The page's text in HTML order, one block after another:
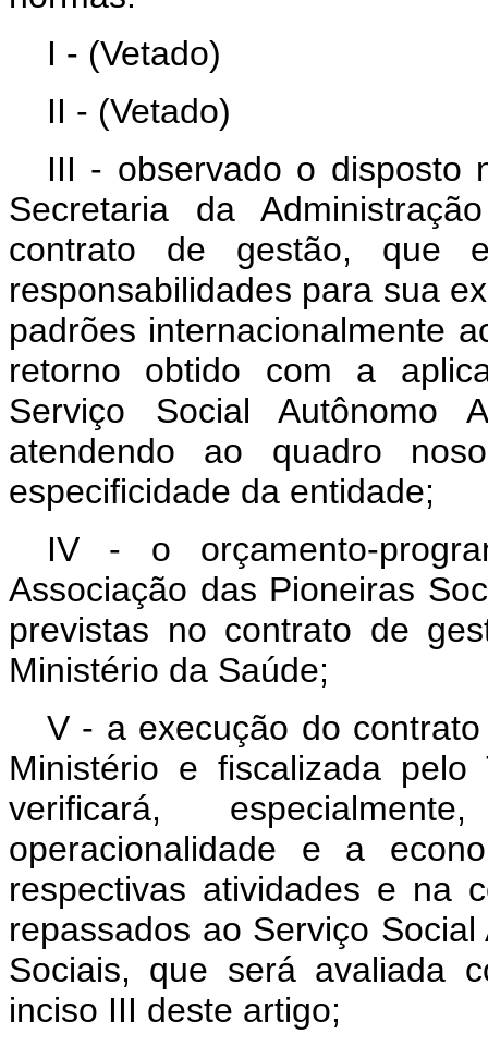
I - (Vetado)
II - (Vetado)
III - observado o disposto
Secretaria da
contrato de gestão, que
responsabilidades para sua
padrões internacionalmente
retorno obtido com a
Serviço Social Autônomo
atendendo ao quadro
especificidade da entidade;
IV - o orçamento-
Associação das Pioneiras
previstas no contrato de
Ministério da Saúde;
V - a execução do
Ministério e fiscalizada
verificará,
operacionalidade e a
respectivas atividades e na
repassados ao Serviço
Sociais, que será avaliada
inciso III deste artigo;